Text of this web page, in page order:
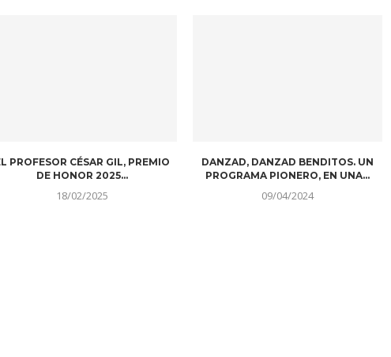
PROFESOR CÉSAR GIL, PREMIO
DE HONOR 2025...
18/02/2025
DANZAD, DANZAD BENDITOS. UN
PROGRAMA PIONERO, EN UNA...
09/04/2024